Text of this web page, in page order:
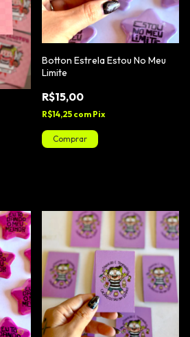
Botton Estrela Estou No Meu
Limite
R$15,00
R$14,25 com Pix